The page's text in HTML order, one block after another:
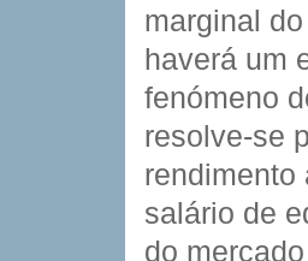
marginal
haverá um
fenómeno
resolve-se
rendimento
salário de
do